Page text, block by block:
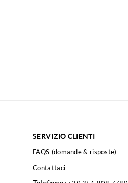
SERVIZIO CLIENTI
FAQS (domande & risposte)
Contattaci